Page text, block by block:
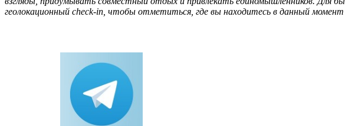
геолокационный check-in, чтобы отметиться, где вы находитесь в данный момент